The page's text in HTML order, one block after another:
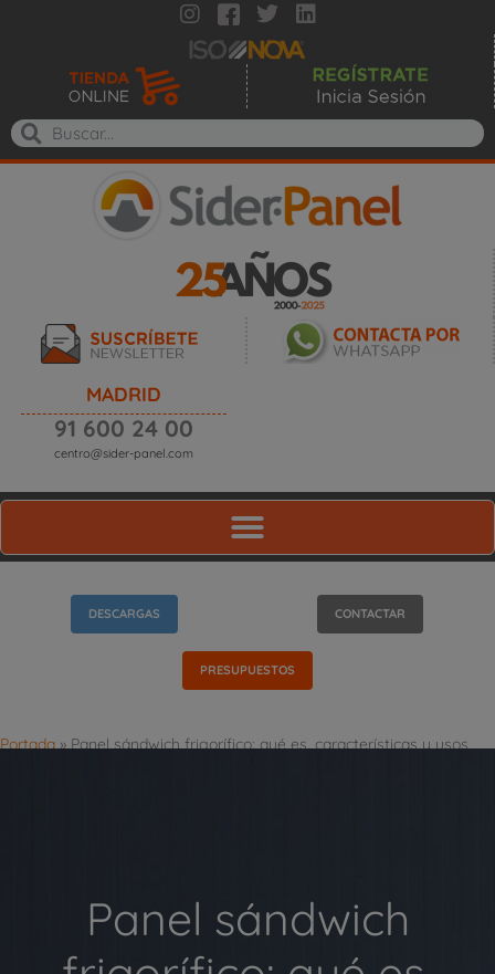
MADRID
91 600 24 00
centro@sider-panel.com
DESCARGAS CONTACTAR
PRESUPUESTOS
Portada»Panel sándwich frigorífico: qué es, características y usos
Panel sándwich